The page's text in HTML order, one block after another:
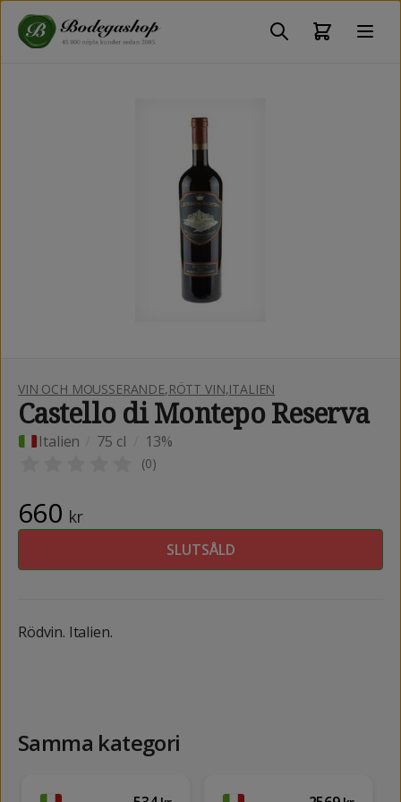
VIN OCH MOUSSERANDE,RÖTT VIN,ITALIEN
Castello di Montepo Reserva
Italien 75 cl 13%
(0)
660 kr
SLUTSÅLD
Rödvin. Italien.
Samma kategori